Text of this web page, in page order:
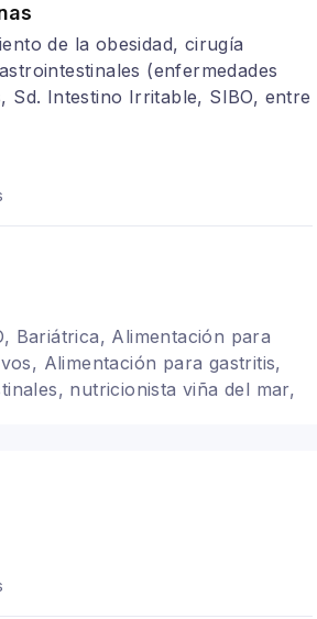
de la obesidad, cirugía
(enfermedades
Sd. Intestino Irritable, SIBO, entre
Bariátrica, Alimentación para
Alimentación para gastritis,
nutricionista viña del mar,